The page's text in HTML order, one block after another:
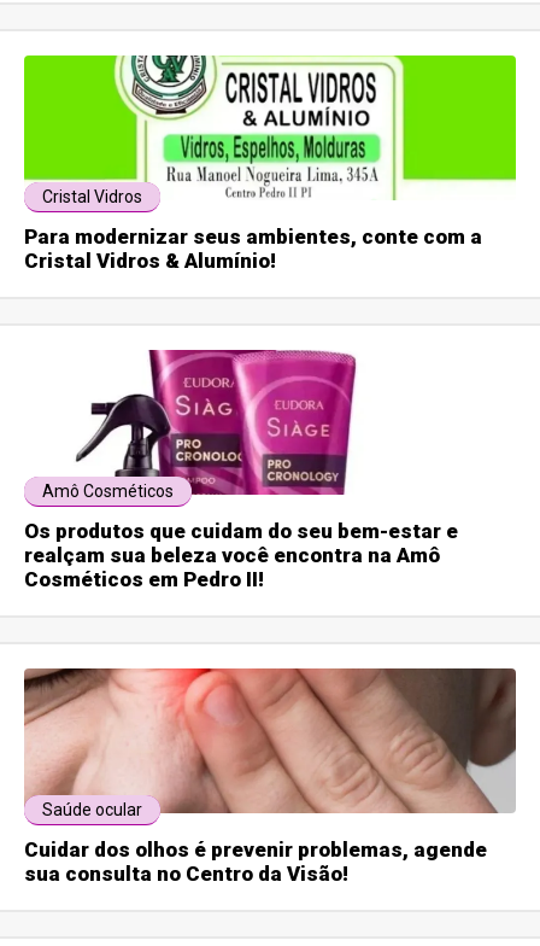
Cristal Vidros
Para modernizar seus ambientes, conte com a
Cristal Vidros & Alumínio!
Amô Cosméticos
Os produtos que cuidam do seu bem-estar e
realçam sua beleza você encontra na Amô
Cosméticos em Pedro II!
Saúde ocular
Cuidar dos olhos é prevenir problemas, agende
sua consulta no Centro da Visão!